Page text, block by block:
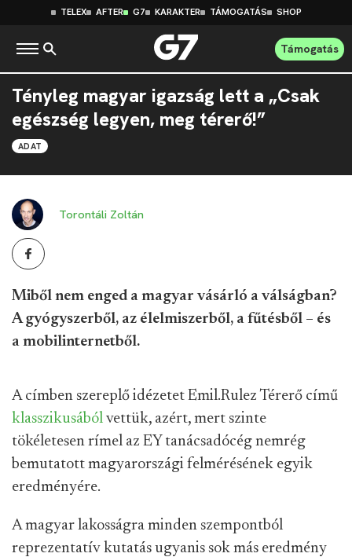
TELEX AFTER G7 KARAKTER TÁMOGATÁS SHOP
Támogatás
Tényleg magyar igazság lett a „Csak
egészség legyen, meg térerő!”
ADAT
Torontáli Zoltán
Miből nem enged a magyar vásárló a válságban?
A gyógyszerből, az élelmiszerből, a fűtésből – és
a mobilinternetből.
A címben szereplő idézetet Emil.Rulez Térerő című
klasszikusából vettük, azért, mert szinte
tökéletesen rímel az EY tanácsadócég nemrég
bemutatott magyarországi felmérésének egyik
eredményére.
A magyar lakosságra minden szempontból
reprezentatív kutatás ugyanis sok más eredmény